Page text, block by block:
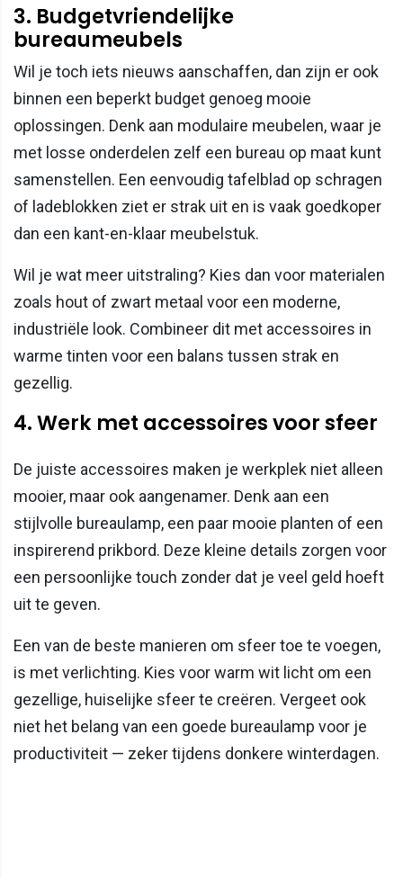
3. Budgetvriendelijke
bureaumeubels
Wil je toch iets nieuws aanschaffen, dan zijn er ook
binnen een beperkt budget genoeg mooie
oplossingen. Denk aan modulaire meubelen, waar je
met losse onderdelen zelf een bureau op maat kunt
samenstellen. Een eenvoudig tafelblad op schragen
of ladeblokken ziet er strak uit en is vaak goedkoper
dan een kant-en-klaar meubelstuk.
Wil je wat meer uitstraling? Kies dan voor materialen
zoals hout of zwart metaal voor een moderne,
industriële look. Combineer dit met accessoires in
warme tinten voor een balans tussen strak en
gezellig.
4. Werk met accessoires voor sfeer
De juiste accessoires maken je werkplek niet alleen
mooier, maar ook aangenamer. Denk aan een
stijlvolle bureaulamp, een paar mooie planten of een
inspirerend prikbord. Deze kleine details zorgen voor
een persoonlijke touch zonder dat je veel geld hoeft
uit te geven.
Een van de beste manieren om sfeer toe te voegen,
is met verlichting. Kies voor warm wit licht om een
gezellige, huiselijke sfeer te creëren. Vergeet ook
niet het belang van een goede bureaulamp voor je
productiviteit — zeker tijdens donkere winterdagen.